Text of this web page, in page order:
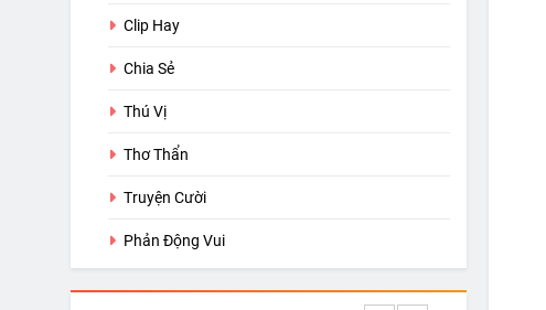
Clip Hay
Chia Sẻ
Thú Vị
Thơ Thẩn
Truyện Cười
Phản Động Vui